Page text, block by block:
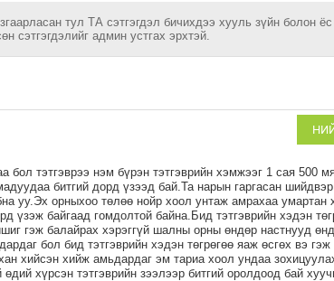
тул ТА сэтгэгдэл бичихдээ хууль зүйн болон ёс
сэтгэгдэлийг админ устгах эрхтэй.
бол тэтгэврээ нэм бүрэн тэтгэврийн хэмжээг 1 сая 500
битгий дорд үзээд бай.Та нарын гаргасан шийдвэр
уу.Эх орныхоо төлөө нойр хоол унтаж амрахаа умартан
үзэж байгаад гомдолтой байна.Бид тэтгэврийн хэдэн
гэж балайрах хэрэггүй шалны орны өндөр настнууд
бол бид тэтгэврийн хэдэн төгрөгөө яаж өсгөх вэ гэж
хийсэн хийж амьдардаг эм тариа хоол ундаа
хүрсэн тэтгэврийн зээлээр битгий оролдоод бай